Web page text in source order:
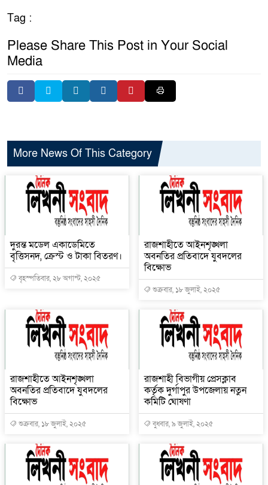
Tag :
Please Share This Post in Your Social
Media
More News Of This Category
দুরন্ত মডেল একাডেমিতে
বৃত্তিসনদ, ক্রেস্ট ও টাকা বিতরণ।
বৃহস্পতিবার, ২৮ অগাস্ট, ২০২৫
রাজশাহীতে আইনশৃঙ্খলা
অবনতির প্রতিবাদে যুবদলের
বিক্ষোভ
শুক্রবার, ১৮ জুলাই, ২০২৫
রাজশাহীতে আইনশৃঙ্খলা
অবনতির প্রতিবাদে যুবদলের
বিক্ষোভ
শুক্রবার, ১৮ জুলাই, ২০২৫
রাজশাহী বিভাগীয় প্রেসক্লাব
কর্তৃক দুর্গাপুর উপজেলায় নতুন
কমিটি ঘোষণা
বুধবার, ৯ জুলাই, ২০২৫